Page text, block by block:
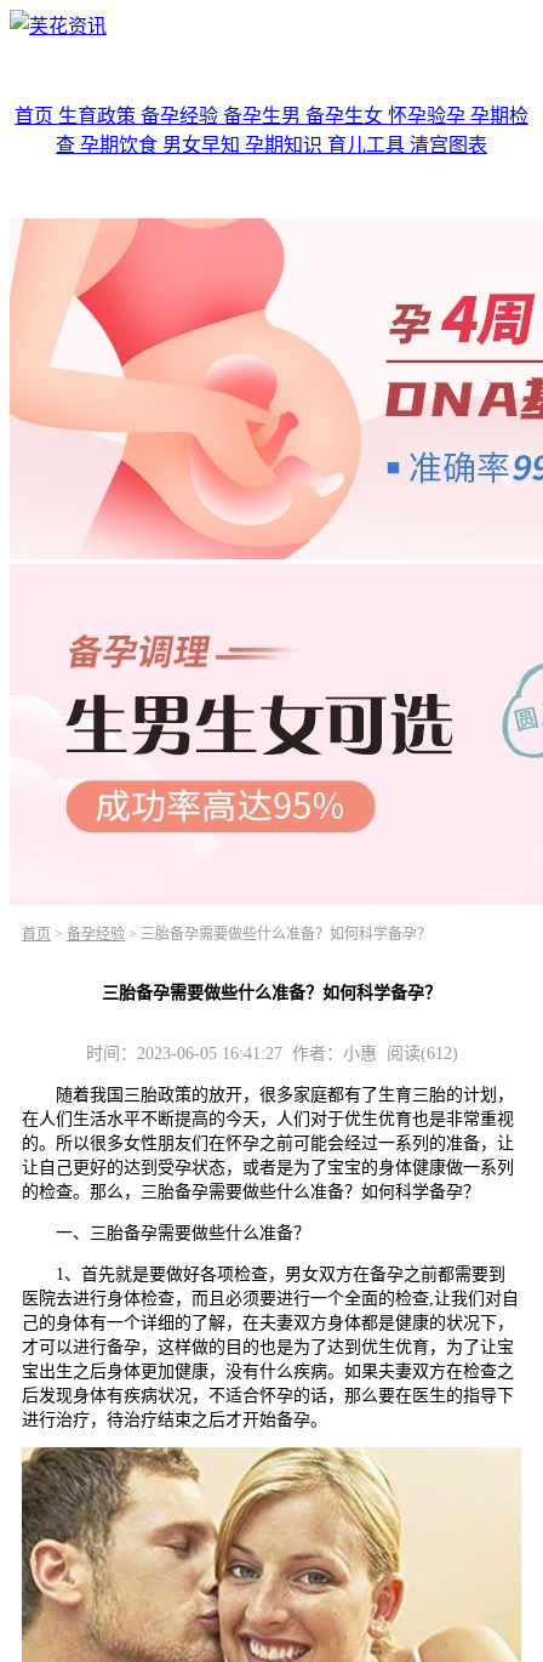
首页 生育政策 备孕经验 备孕生男 备孕生女 怀孕验孕 孕期检
查 孕期饮食 男女早知 孕期知识 育儿工具 清宫图表
首页 > 备孕经验 > 三胎备孕需要做些什么准备？如何科学备孕？
三胎备孕需要做些什么准备？如何科学备孕？
时间：2023-06-05 16:41:27 作者：小惠 阅读(612)
随着我国三胎政策的放开，很多家庭都有了生育三胎的计划，
在人们生活水平不断提高的今天，人们对于优生优育也是非常重视
的。所以很多女性朋友们在怀孕之前可能会经过一系列的准备，让
让自己更好的达到受孕状态，或者是为了宝宝的身体健康做一系列
的检查。那么，三胎备孕需要做些什么准备？如何科学备孕？
一、三胎备孕需要做些什么准备？
1、首先就是要做好各项检查，男女双方在备孕之前都需要到
医院去进行身体检查，而且必须要进行一个全面的检查,让我们对自
己的身体有一个详细的了解，在夫妻双方身体都是健康的状况下，
才可以进行备孕，这样做的目的也是为了达到优生优育，为了让宝
宝出生之后身体更加健康，没有什么疾病。如果夫妻双方在检查之
后发现身体有疾病状况，不适合怀孕的话，那么要在医生的指导下
进行治疗，待治疗结束之后才开始备孕。